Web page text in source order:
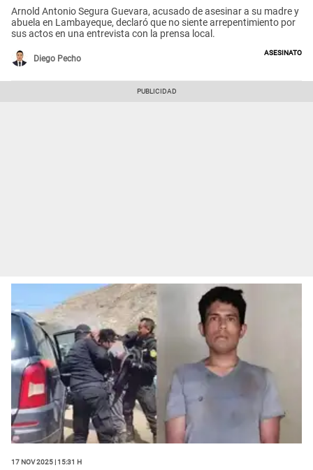
Arnold Antonio Segura Guevara, acusado de asesinar a su madre y
abuela en Lambayeque, declaró que no siente arrepentimiento por
sus actos en una entrevista con la prensa local.
Diego Pecho
Asesinato
17 Nov 2025 | 15:31 h